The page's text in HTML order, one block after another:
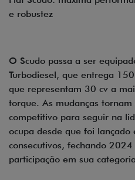
e robustez
O Scudo passa a ser
Turbodiesel, que entrega
que representam 30 cv a
torque. As mudanças
competitivo para seguir na
ocupa desde que foi lançado
consecutivos, fechando
participação em sua